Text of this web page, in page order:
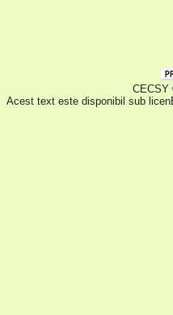
CECSY
Acest text este disponibil sub